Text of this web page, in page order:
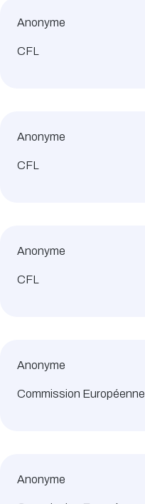
Anonyme
CFL
Anonyme
CFL
Anonyme
CFL
Anonyme
Commission Européenne
Anonyme